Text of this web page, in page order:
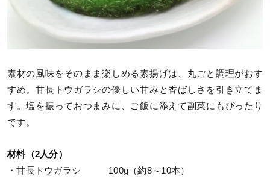
素材の風味をそのまま楽しめる素揚げは、丸ごと調理がおす
すめ。甘長トウガラシの優しい甘みと香ばしさを引き立てま
す。塩を振っておつまみに、ご飯に添えて副菜にもぴったり
です。
材料（2人分）
・甘長トウガラシ 100g（約8～10本）